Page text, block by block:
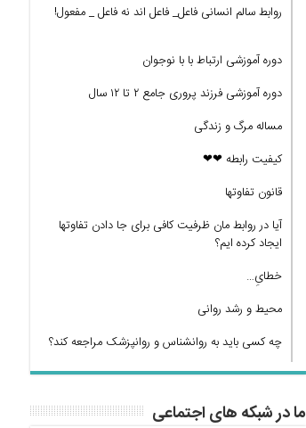
روابط سالم انسانی فاعل_ فاعل اند نه فاعل _ مفعول!
دوره آموزشی ارتباط با با نوجوان
دوره آموزشی فرزند پروری جامع ۲ تا ۱۲ سال
مساله مرگ و زندگی
کیفیت رابطه ❤❤
قانون تفاوتها
آیا در روابط مان ظرفیت کافی برای جا دادن تفاوتها
ایجاد کرده ایم؟
خطایِ…
محیط و رشد روانی
چه کسی باید به روانشناس و روانپزشک مراجعه کند؟
ما در شبکه های اجتماعی